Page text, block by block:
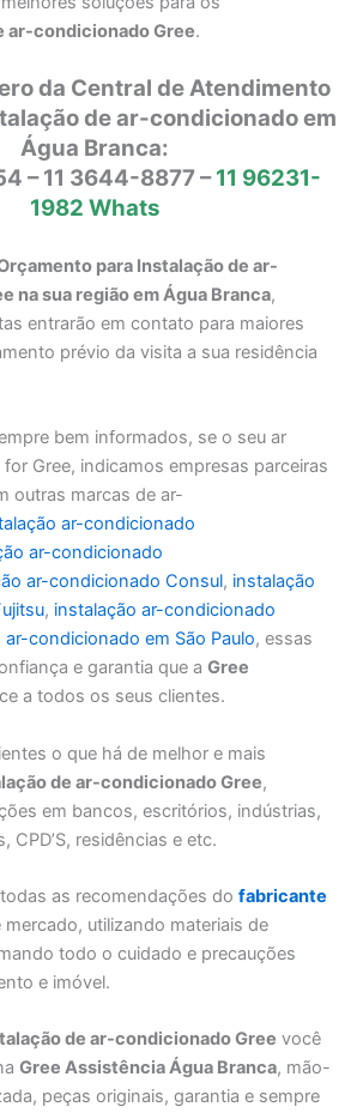
ar-condicionado Gree.
da Central de Atendimento
de ar-condicionado em
Água Branca:
– 11 3644-8877 –11 96231-
1982 Whats
para Instalação de ar-
na sua região em Água Branca,
entrarão em contato para maiores
prévio da visita a sua residência
bem informados, se o seu ar
Gree, indicamos empresas parceiras
outras marcas de ar-
ar-condicionado
ar-condicionado
ar-condicionado Consul, instalação
, instalação ar-condicionado
ar-condicionado em São Paulo, essas
e garantia que aGree
a todos os seus clientes.
o que há de melhor e mais
de ar-condicionado Gree,
em bancos, escritórios, indústrias,
CPD’S, residências e etc.
as recomendações dofabricante
mercado, utilizando materiais de
todo o cuidado e precauções
e imóvel.
de ar-condicionado Gree você
Gree Assistência Água Branca, mão-
peças originais, garantia e sempre